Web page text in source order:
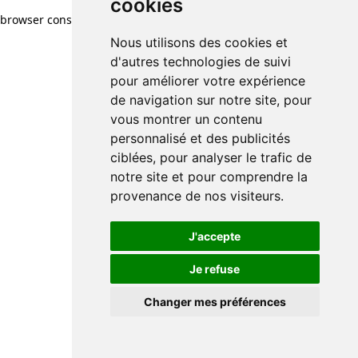
cookies
Nous utilisons des cookies et
d'autres technologies de suivi
pour améliorer votre expérience
de navigation sur notre site, pour
vous montrer un contenu
personnalisé et des publicités
ciblées, pour analyser le trafic de
notre site et pour comprendre la
provenance de nos visiteurs.
J'accepte
Je refuse
Changer mes préférences
browser console for more information)